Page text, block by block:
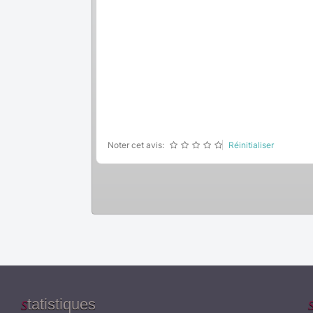
Noter cet avis: Réinitialiser
Statistiques